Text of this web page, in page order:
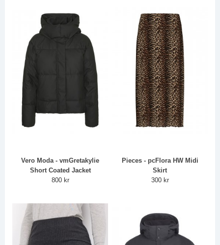
Vero Moda - vmGretakylie
Short Coated Jacket
800 kr
Pieces - pcFlora HW Midi
Skirt
300 kr